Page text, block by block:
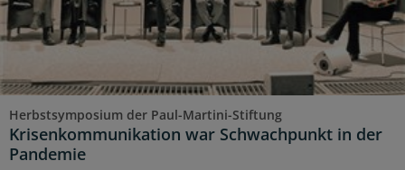
Herbstsymposium der Paul-Martini-Stiftung
Krisenkommunikation war Schwachpunkt in der
Pandemie